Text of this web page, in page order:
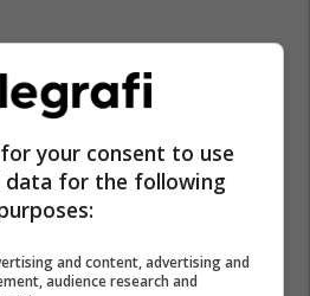
your consent to use
data for the following
and content, advertising and
audience research and